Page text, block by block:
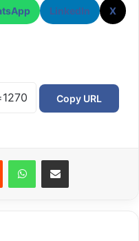
LinkedIn X
Copy URL